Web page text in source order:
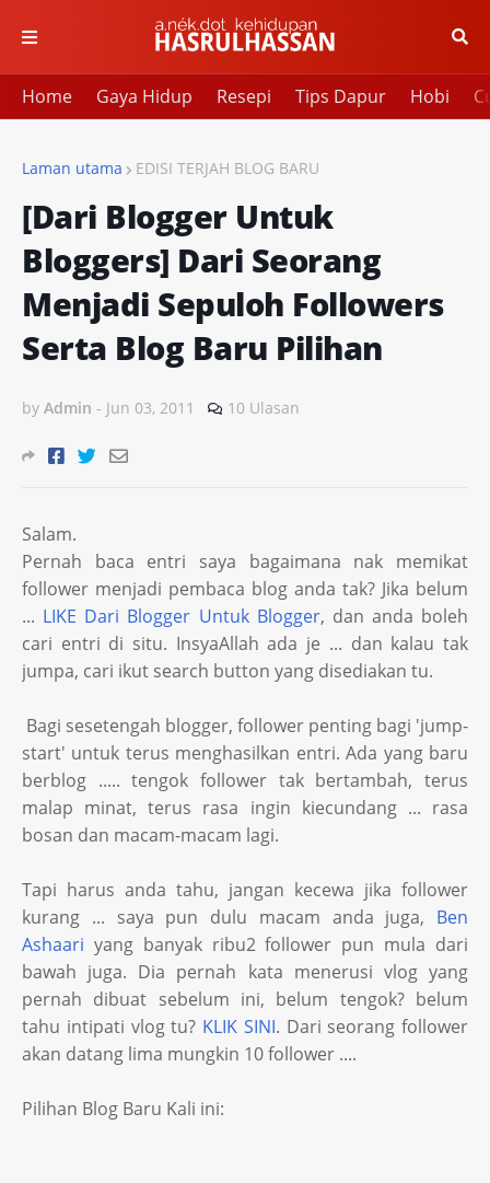
Home Gaya Hidup Resepi Tips Dapur Hobi
Laman utama EDISI TERJAH BLOG BARU
[Dari Blogger Untuk
Bloggers] Dari Seorang
Menjadi Sepuloh Followers
Serta Blog Baru Pilihan
by Admin - Jun 03, 2011 10 Ulasan
Salam.
Pernah baca entri saya bagaimana nak memikat
follower menjadi pembaca blog anda tak? Jika belum
... LIKE Dari Blogger Untuk Blogger, dan anda boleh
cari entri di situ. InsyaAllah ada je ... dan kalau tak
jumpa, cari ikut search button yang disediakan tu.
Bagi sesetengah blogger, follower penting bagi 'jump-
start' untuk terus menghasilkan entri. Ada yang baru
berblog ..... tengok follower tak bertambah, terus
malap minat, terus rasa ingin kiecundang ... rasa
bosan dan macam-macam lagi.
Tapi harus anda tahu, jangan kecewa jika follower
kurang ... saya pun dulu macam anda juga, Ben
Ashaari yang banyak ribu2 follower pun mula dari
bawah juga. Dia pernah kata menerusi vlog yang
pernah dibuat sebelum ini, belum tengok? belum
tahu intipati vlog tu? KLIK SINI. Dari seorang follower
akan datang lima mungkin 10 follower ....
Pilihan Blog Baru Kali ini: